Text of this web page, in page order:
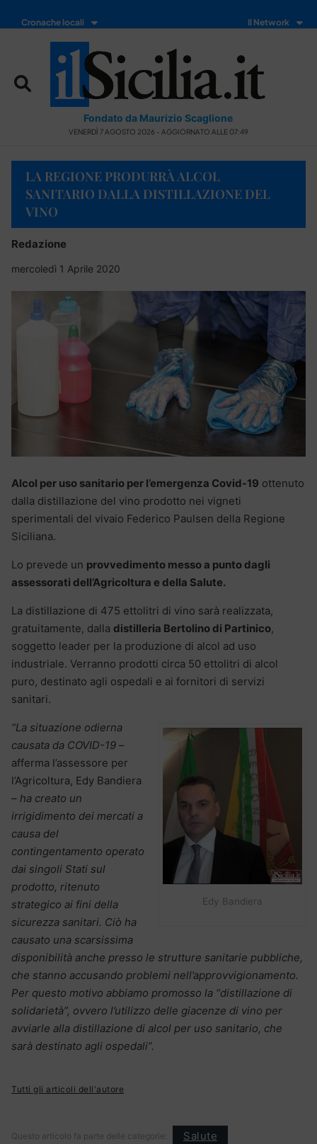
Cronache locali Il Network
Fondato da Maurizio Scaglione
VENERDÌ 7 AGOSTO 2026 - AGGIORNATO ALLE 07:49
LA REGIONE PRODURRÀ ALCOL
SANITARIO DALLA DISTILLAZIONE DEL
VINO
Redazione
mercoledì 1 Aprile 2020
Alcol per uso sanitario per l’emergenza Covid-19 ottenuto
dalla distillazione del vino prodotto nei vigneti
sperimentali del vivaio Federico Paulsen della Regione
Siciliana.
Lo prevede un provvedimento messo a punto dagli
assessorati dell’Agricoltura e della Salute.
La distillazione di 475 ettolitri di vino sarà realizzata,
gratuitamente, dalla distilleria Bertolino di Partinico,
soggetto leader per la produzione di alcol ad uso
industriale. Verranno prodotti circa 50 ettolitri di alcol
puro, destinato agli ospedali e ai fornitori di servizi
sanitari.
Edy Bandiera
“La situazione odierna
causata da COVID-19 –
afferma l’assessore per
l’Agricoltura, Edy Bandiera
– ha creato un
irrigidimento dei mercati a
causa del
contingentamento operato
dai singoli Stati sul
prodotto, ritenuto
strategico ai fini della
sicurezza sanitari. Ciò ha
causato una scarsissima
disponibilità anche presso le strutture sanitarie pubbliche,
che stanno accusando problemi nell’approvvigionamento.
Per questo motivo abbiamo promosso la “distillazione di
solidarietà”, ovvero l’utilizzo delle giacenze di vino per
avviarle alla distillazione di alcol per uso sanitario, che
sarà destinato agli ospedali”.
Tutti gli articoli dell'autore
Questo articolo fa parte delle categorie: Salute